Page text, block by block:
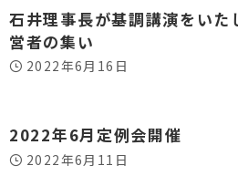
石井理事長が基調講演を
営者の集い
2022年6月16日
2022年6月定例会開催
2022年6月11日